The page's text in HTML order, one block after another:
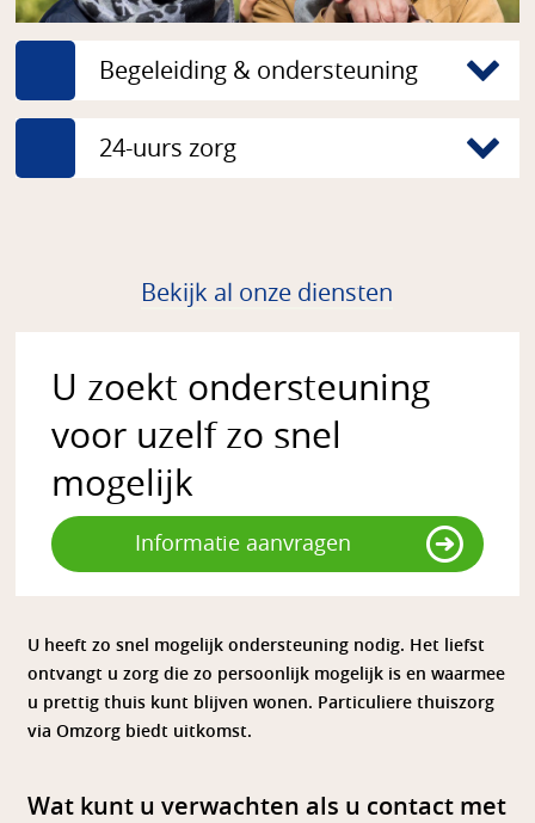
U zoekt ondersteuning
voor uzelf zo snel
mogelijk
Informatie aanvragen
U heeft zo snel mogelijk ondersteuning nodig. Het liefst
ontvangt u zorg die zo persoonlijk mogelijk is en waarmee
u prettig thuis kunt blijven wonen. Particuliere thuiszorg
via Omzorg biedt uitkomst.
Wat kunt u verwachten als u contact met
Begeleiding & ondersteuning
24-uurs zorg
Bekijk al onze diensten